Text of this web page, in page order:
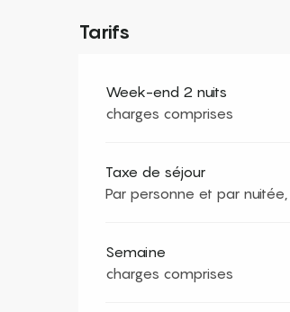
Tarifs
Week-end 2 nuits
charges comprises
Taxe de séjour
Par personne et par
Semaine
charges comprises